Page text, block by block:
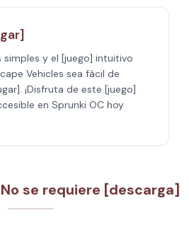
simples y el [juego] intuitivo
Vehicles sea fácil de
¡Disfruta de este [juego]
en Sprunki OC hoy
se requiere [descarga]